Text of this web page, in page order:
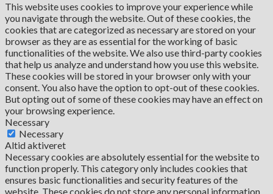
This website uses cookies to improve your experience while
you navigate through the website. Out of these cookies, the
cookies that are categorized as necessary are stored on your
browser as they are as essential for the working of basic
functionalities of the website. We also use third-party cookies
that help us analyze and understand how you use this website.
These cookies will be stored in your browser only with your
consent. You also have the option to opt-out of these cookies.
But opting out of some of these cookies may have an effect on
your browsing experience.
Necessary
Necessary
Altid aktiveret
Necessary cookies are absolutely essential for the website to
function properly. This category only includes cookies that
ensures basic functionalities and security features of the
website. These cookies do not store any personal information.